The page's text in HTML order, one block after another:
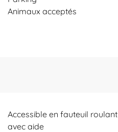
Animaux acceptés
Accessible en fauteuil roulant
avec aide